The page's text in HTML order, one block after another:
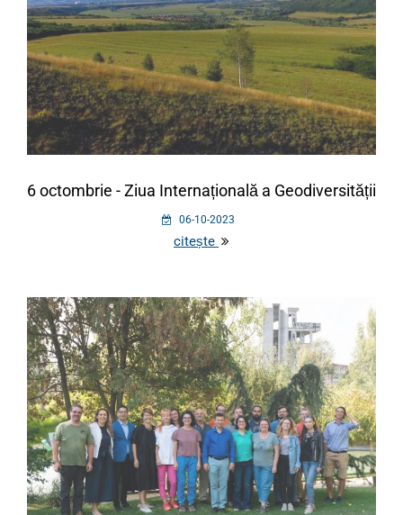
6 octombrie - Ziua Internațională a Geodiversității
06-10-2023
citește